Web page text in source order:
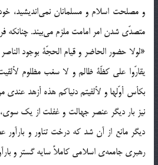
و مصلحت اسلام و مسلمانان نمي‌انديشيد،
متصدّي شدن امر امامت ملزم مي‌بيند. چنانكه
«لولا حضور الحاضر و قيام الحجّة بوجود الناصر
يقارّوا علي كظّة ظالم و لا سغب مظلوم
نيز بار ديگر عنصر جهالت و غفلت از يك
ديگر مانع از آن شد كه درخت تناور و
رهبري جامعه‌ي اسلامي كاملاً سايه گستر و